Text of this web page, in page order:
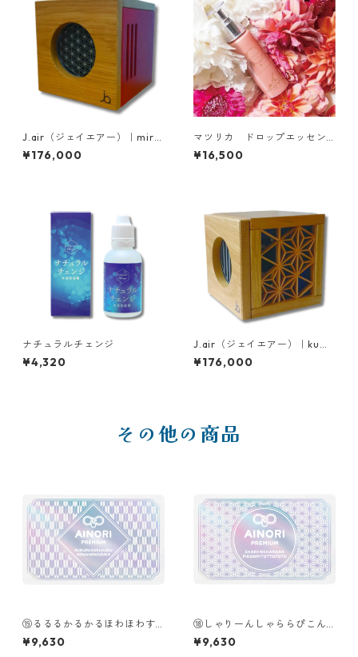
J.air（ジェイエアー）｜miro
9（ミロク）
¥176,000
マツリカ ドロップエッセン
ス
¥16,500
ナチュラルチェンジ
¥4,320
J.air（ジェイエアー）｜kumi
ko（クミコ）
¥176,000
その他の商品
⑲るるるかるかるほわほわす
かっ（RURURUKARUKARUH
OWAHOWASUKA）
¥9,630
⑱しゃりーんしゃららぴこん
ぴとっととと（SHARIINSHAR
ARAPIKONPITOTTOTOTO）
¥9,630